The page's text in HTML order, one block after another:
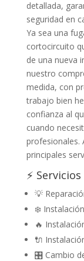
detallada,
seguridad en
Ya sea una
cortocircuito
de una nueva
nuestro
medida, con
trabajo bien
confianza al
cuando
profesionales.
principales
⚡
💡
❄️
🔥
🔌
🎛️ Cambio